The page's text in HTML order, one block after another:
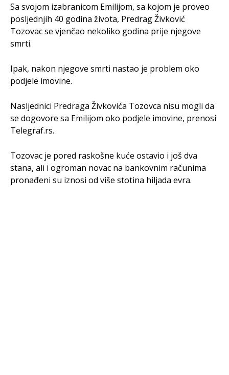
Sa svojom izabranicom Emilijom, sa kojom je proveo
posljednjih 40 godina života, Predrag Živković
Tozovac se vjenčao nekoliko godina prije njegove
smrti.
Ipak, nakon njegove smrti nastao je problem oko
podjele imovine.
Nasljednici Predraga Živkovića Tozovca nisu mogli da
se dogovore sa Emilijom oko podjele imovine, prenosi
Telegraf.rs.
Tozovac je pored raskošne kuće ostavio i još dva
stana, ali i ogroman novac na bankovnim računima
pronađeni su iznosi od više stotina hiljada evra.